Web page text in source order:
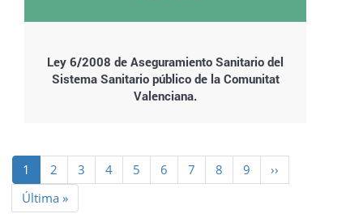
Ley 6/2008 de Aseguramiento Sanitario del
Sistema Sanitario público de la Comunitat
Valenciana.
Paginación
Página
actual
1 Page
2 Page
3 Page
4 Page
5 Page
6 Page
7 Page
8 Page
9
Siguiente
página
››
Última
página
Última »